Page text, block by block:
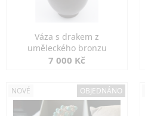
Váza s drakem z
uměleckého bronzu
7 000 Kč
NOVÉ OBJEDNÁNO